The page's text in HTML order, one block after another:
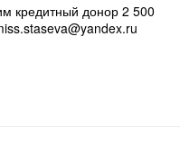
кредитный донор 2 500